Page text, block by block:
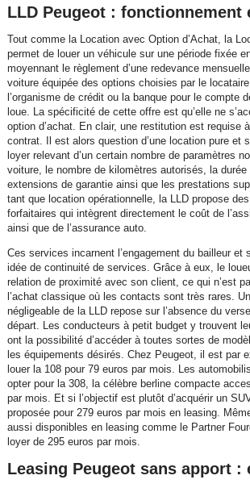
LLD Peugeot : fonctionnement
Tout comme la Location avec Option d’Achat, la
permet de louer un véhicule sur une période fixée
moyennant le règlement d’une redevance
voiture équipée des options choisies par le
l’organisme de crédit ou la banque pour le compte
loue. La spécificité de cette offre est qu’elle ne
option d’achat. En clair, une restitution est requise
contrat. Il est alors question d’une location pure et
loyer relevant d’un certain nombre de paramètres
voiture, le nombre de kilomètres autorisés, la
extensions de garantie ainsi que les prestations
tant que location opérationnelle, la LLD propose
forfaitaires qui intègrent directement le coût de
ainsi que de l’assurance auto.
Ces services incarnent l’engagement du bailleur et
idée de continuité de services. Grâce à eux, le
relation de proximité avec son client, ce qui n’est
l’achat classique où les contacts sont très rares.
négligeable de la LLD repose sur l’absence du
départ. Les conducteurs à petit budget y trouvent
ont la possibilité d’accéder à toutes sortes de
les équipements désirés. Chez Peugeot, il est par
louer la 108 pour 79 euros par mois. Les
opter pour la 308, la célèbre berline compacte
par mois. Et si l’objectif est plutôt d’acquérir un
proposée pour 279 euros par mois en leasing.
aussi disponibles en leasing comme le Partner
loyer de 295 euros par mois.
Leasing Peugeot sans apport :